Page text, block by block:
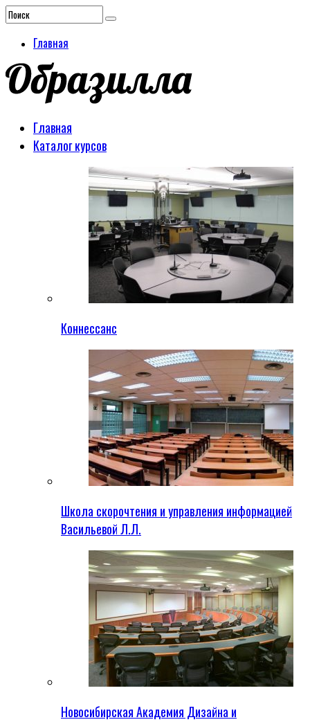
Главная
Главная
Каталог курсов
Коннессанс
Школа скорочтения и управления информацией
Васильевой Л.Л.
Новосибирская Академия Дизайна и